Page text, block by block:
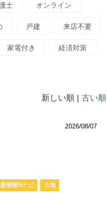
士 オンライン
戸建 来店不要
家電付き 経済対策
新しい順 | 古い順
2026/08/07
情報Nナビ 土地